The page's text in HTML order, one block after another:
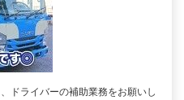
ドライバーの補助業務をお願いし